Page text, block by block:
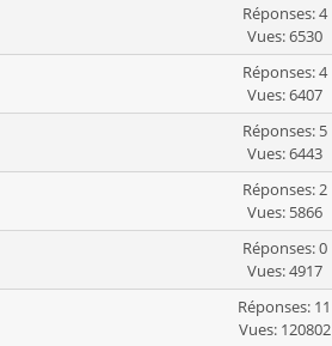
Réponses: 4
Vues: 6530
Réponses: 4
Vues: 6407
Réponses: 5
Vues: 6443
Réponses: 2
Vues: 5866
Réponses: 0
Vues: 4917
Réponses: 11
Vues: 120802